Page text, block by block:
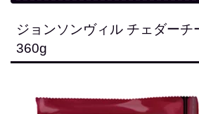
ジョンソンヴィル チェダーチ
360g